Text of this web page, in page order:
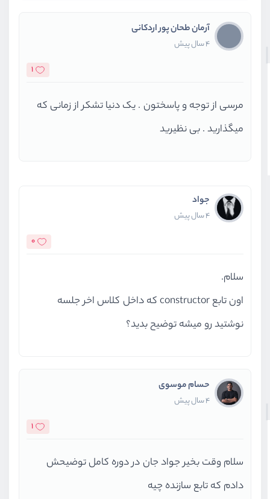
آرمان طحان پور اردکانی
4 سال پیش
1
مرسی از توجه و پاسختون . یک دنیا تشکر از زمانی که
میگذارید . بی نظیرید
جواد
4 سال پیش
0
سلام.
اون تابع constructor که داخل کلاس اخر جلسه
نوشتید رو میشه توضیح بدید؟
حسام موسوی
4 سال پیش
1
سلام وقت بخیر جواد جان در دوره کامل توضیحش
دادم که تابع سازنده چیه